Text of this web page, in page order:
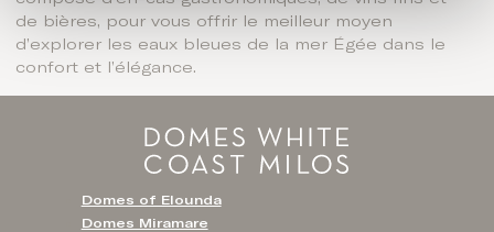
de bières, pour vous offrir le meilleur moyen
d’explorer les eaux bleues de la mer Égée dans le
confort et l’élégance.
Domes of Elounda
Domes Miramare